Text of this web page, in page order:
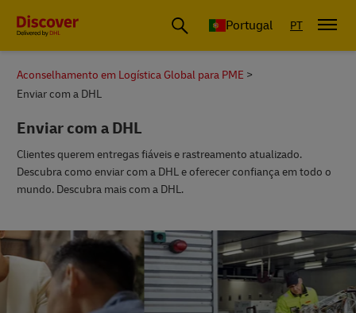
Portugal PT
Aconselhamento em Logística Global para PME
Enviar com a DHL
Enviar com a DHL
Clientes querem entregas fiáveis e rastreamento atualizado.
Descubra como enviar com a DHL e oferecer confiança em todo o
mundo. Descubra mais com a DHL.